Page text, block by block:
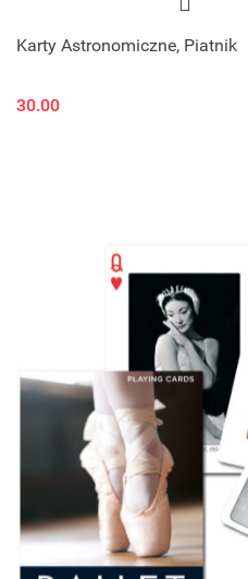
Karty Astronomiczne, Piatnik
30.00